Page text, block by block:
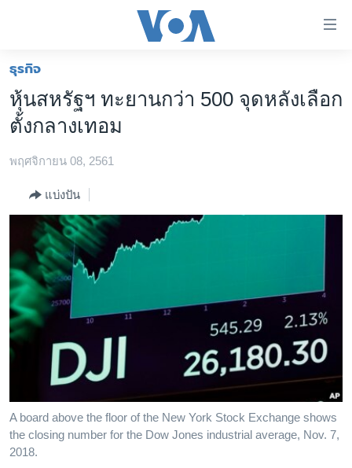
ต่อ
ข้าม
ไป
เนื้อหา
ข้าม
ไป
การ
ค้นหา
หน้าหลัก
โลก
เอเชีย
สหรัฐฯ
ไทย
ธุรกิจ
วิทยาศาสตร์
สังคมและสุขภาพ
ไลฟ์สไตล์
ตรวจสอบข่าว
เรียนรู้ภาษาอังกฤษ
ติดตามเรา
ธุรกิจ
หุ้นสหรัฐฯ ทะยานกว่า 500 จุดหลังเลือก
ตั้งกลางเทอม
พฤศจิกายน 08, 2561
แบ่งปัน
A board above the floor of the New York Stock Exchange shows
the closing number for the Dow Jones industrial average, Nov. 7,
2018.